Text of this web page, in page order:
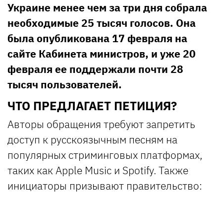
Украине менее чем за три дня собрала
необходимые 25 тысяч голосов. Она
была опубликована 17 февраля на
сайте Кабинета министров, и уже 20
февраля ее поддержали почти 28
тысяч пользователей.
ЧТО ПРЕДЛАГАЕТ ПЕТИЦИЯ?
Авторы обращения требуют запретить
доступ к русскоязычным песням на
популярных стриминговых платформах,
таких как Apple Music и Spotify. Также
инициаторы призывают правительство: